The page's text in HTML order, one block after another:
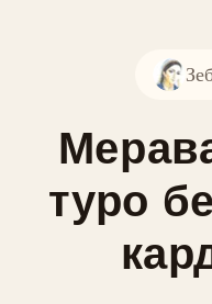
туро